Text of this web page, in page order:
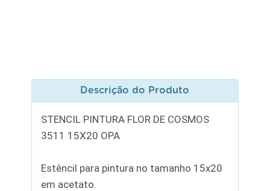
Descrição do Produto
STENCIL PINTURA FLOR DE COSMOS
3511 15X20 OPA
Estêncil para pintura no tamanho 15x20
em acetato.